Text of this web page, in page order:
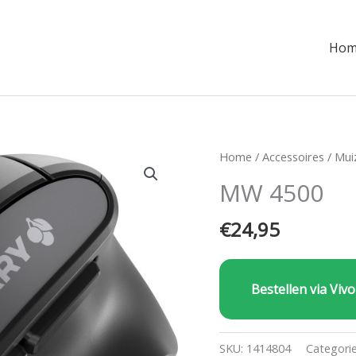
Home /Accessoires /
MW 4500
€24,95
Bestellen via
SKU: 1414804